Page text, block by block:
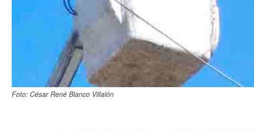
Foto: César René Blanco Villalón